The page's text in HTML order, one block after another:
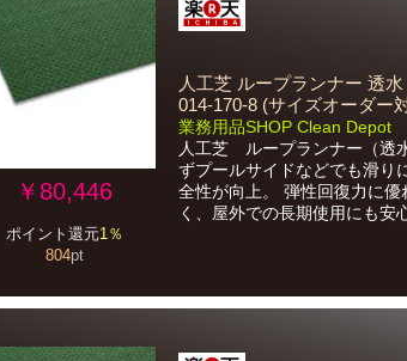
￥80,446
ポイント還元1％
804pt
人工芝 ループランナー 透
014-170-8 (サイズオーダー
業務用品SHOP Clean Depot
人工芝 ループランナー（透
ずプールサイドなどでも滑り
全性が向上。 弾性回復力に
く、屋外での長期使用にも安